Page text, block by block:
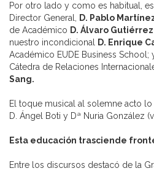
Por otro lado y como es habitual,
Director General, D. Pablo
de Académico D. Álvaro
nuestro incondicional D. Enrique
Académico EUDE Business
Cátedra de Relaciones
Sang.
El toque musical al solemne acto
D. Ángel Boti y Dª Nuria González
Esta educación trasciende
Entre los discursos destacó de la